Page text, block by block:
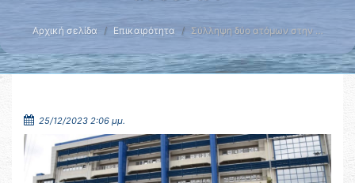
Αρχική σελίδα Επικαιρότητα Σύλληψη δύο ατόμων στην …
25/12/2023 2:06 μμ.